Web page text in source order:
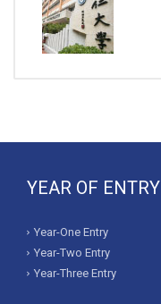
YEAR OF ENTRY
Year-One Entry
Year-Two Entry
Year-Three Entry